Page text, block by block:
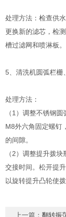
处理方法：检查供
更换新的滤芯，检
槽过滤网和喷淋板。
5、清洗机圆弧栏栅
处理方法：
（1）调整不锈钢
M8外六角固定螺钉
的间隙。
（2）调整提升拨
交接时间。松开提
以旋转提升凸轮使
上一篇：翻转振